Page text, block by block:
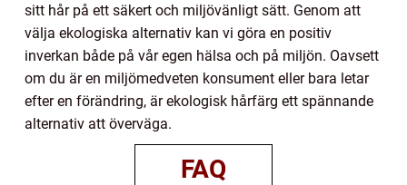
sitt hår på ett säkert och miljövänligt sätt. Genom att
välja ekologiska alternativ kan vi göra en positiv
inverkan både på vår egen hälsa och på miljön. Oavsett
om du är en miljömedveten konsument eller bara letar
efter en förändring, är ekologisk hårfärg ett spännande
alternativ att överväga.
FAQ